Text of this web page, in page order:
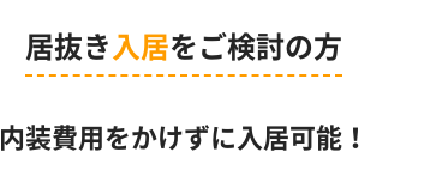
居抜き入居をご検討の方
内装費用をかけずに入居可能！